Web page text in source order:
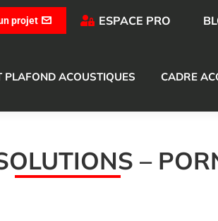
projet ESPACE PRO
PLAFOND ACOUSTIQUES CADRE
–